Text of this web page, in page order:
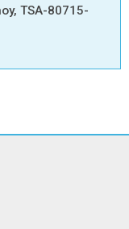
TSA-80715-